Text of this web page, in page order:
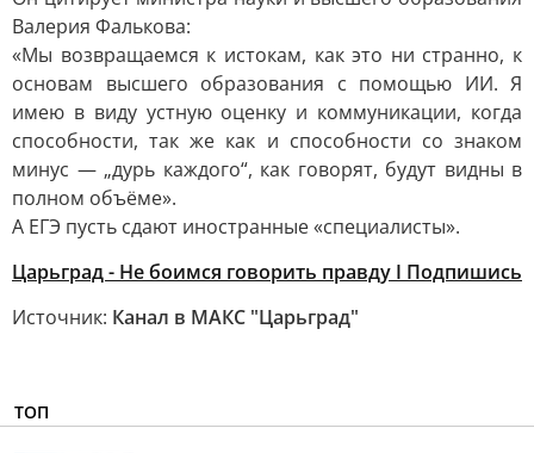
Валерия Фалькова:
«Мы возвращаемся к истокам, как это ни странно, к
основам высшего образования с помощью ИИ. Я
имею в виду устную оценку и коммуникации, когда
способности, так же как и способности со знаком
минус — „дурь каждого“, как говорят, будут видны в
полном объёме».
А ЕГЭ пусть сдают иностранные «специалисты».
Царьград - Не боимся говорить правду I Подпишись
Источник: Канал в МАКС "Царьград"
ТОП